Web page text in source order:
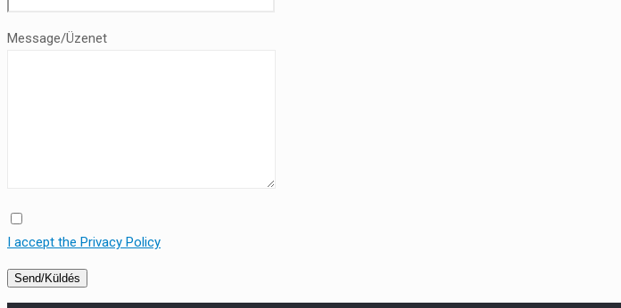
Message/Üzenet
I accept the Privacy Policy